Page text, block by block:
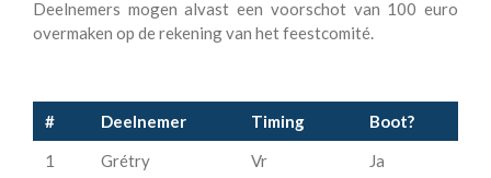
Deelnemers mogen alvast een voorschot van 100 euro
overmaken op de rekening van het feestcomité.
# Deelnemer Timing
Boot?
1
Grétry Vr Ja